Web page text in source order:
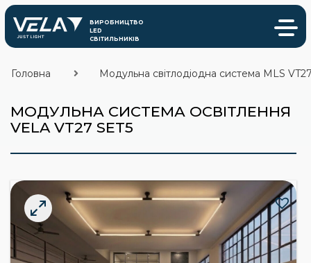
МОДУЛЬНА СИСТЕМА ОСВІТЛЕННЯ
VELA VT27 SET5
Головна Модульна світлодіодна система MLS